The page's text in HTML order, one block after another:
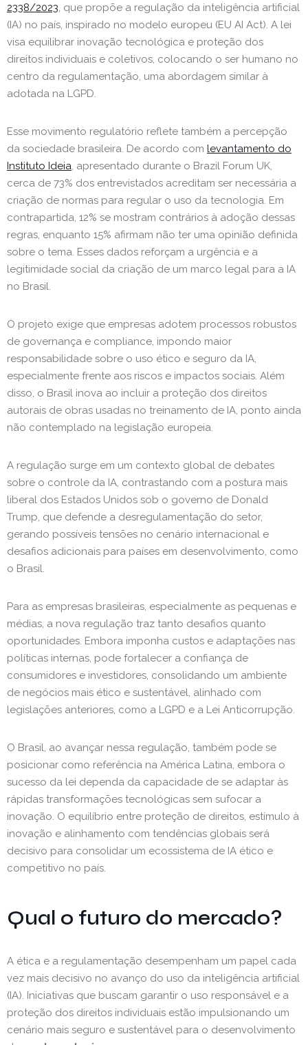
2338/2023, que propõe a regulação da inteligência artificial
(IA) no país, inspirado no modelo europeu (EU AI Act). A lei
visa equilibrar inovação tecnológica e proteção dos
direitos individuais e coletivos, colocando o ser humano no
centro da regulamentação, uma abordagem similar à
adotada na LGPD.
Esse movimento regulatório reflete também a percepção
da sociedade brasileira. De acordo com levantamento do
Instituto Ideia, apresentado durante o Brazil Forum UK,
cerca de 73% dos entrevistados acreditam ser necessária a
criação de normas para regular o uso da tecnologia. Em
contrapartida, 12% se mostram contrários à adoção dessas
regras, enquanto 15% afirmam não ter uma opinião definida
sobre o tema. Esses dados reforçam a urgência e a
legitimidade social da criação de um marco legal para a IA
no Brasil.
O projeto exige que empresas adotem processos robustos
de governança e compliance, impondo maior
responsabilidade sobre o uso ético e seguro da IA,
especialmente frente aos riscos e impactos sociais. Além
disso, o Brasil inova ao incluir a proteção dos direitos
autorais de obras usadas no treinamento de IA, ponto ainda
não contemplado na legislação europeia.
A regulação surge em um contexto global de debates
sobre o controle da IA, contrastando com a postura mais
liberal dos Estados Unidos sob o governo de Donald
Trump, que defende a desregulamentação do setor,
gerando possíveis tensões no cenário internacional e
desafios adicionais para países em desenvolvimento, como
o Brasil.
Para as empresas brasileiras, especialmente as pequenas e
médias, a nova regulação traz tanto desafios quanto
oportunidades. Embora imponha custos e adaptações nas
políticas internas, pode fortalecer a confiança de
consumidores e investidores, consolidando um ambiente
de negócios mais ético e sustentável, alinhado com
legislações anteriores, como a LGPD e a Lei Anticorrupção.
O Brasil, ao avançar nessa regulação, também pode se
posicionar como referência na América Latina, embora o
sucesso da lei dependa da capacidade de se adaptar às
rápidas transformações tecnológicas sem sufocar a
inovação. O equilíbrio entre proteção de direitos, estímulo à
inovação e alinhamento com tendências globais será
decisivo para consolidar um ecossistema de IA ético e
competitivo no país.
Qual o futuro do mercado?
A ética e a regulamentação desempenham um papel cada
vez mais decisivo no avanço do uso da inteligência artificial
(IA). Iniciativas que buscam garantir o uso responsável e a
proteção dos direitos individuais estão impulsionando um
cenário mais seguro e sustentável para o desenvolvimento